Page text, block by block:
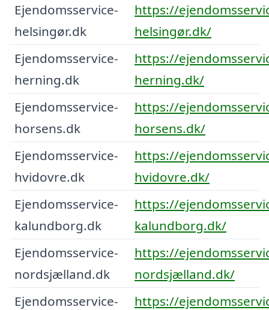
Ejendomsservice-
helsingør.dk
https://
helsingør.dk/
Ejendomsservice-
herning.dk
https://
herning.dk/
Ejendomsservice-
horsens.dk
https://
horsens.dk/
Ejendomsservice-
hvidovre.dk
https://
hvidovre.dk/
Ejendomsservice-
kalundborg.dk
https://
kalundborg.dk/
Ejendomsservice-
nordsjælland.dk
https://
nordsjælland.dk/
Ejendomsservice-
https://